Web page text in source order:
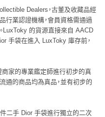
Dealers，古董及收藏品經
行業認證機構，會員資格需通過
LuxToky 的貨源直接來自 AACD
手袋在進入 LuxToky 庫存前，
家的專業鑑定師進行初步的真
通的商品均為真品，並有初步的
二手 Dior 手袋進行獨立的二次